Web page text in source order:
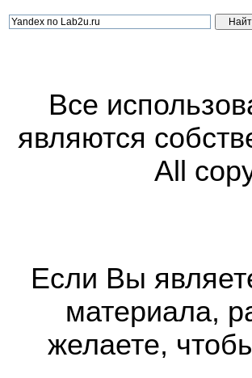
Все
являются
All
Если Вы
материала,
желаете,